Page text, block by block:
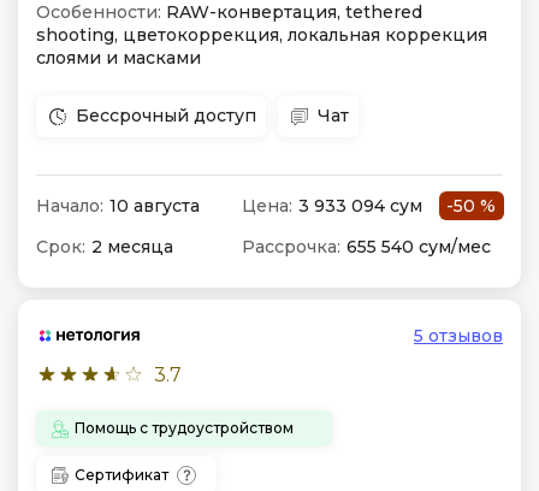
Особенности: RAW-конвертация, tethered
shooting, цветокоррекция, локальная коррекция
слоями и масками
Бессрочный доступ Чат
Начало: 10 августа Цена: 3 933 094 сум
-50 %
Срок: 2 месяца Рассрочка: 655 540 сум/мес
3.7
5 отзывов
Помощь с трудоустройством
Сертификат